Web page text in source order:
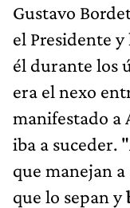
Gustavo
el Presidente
él durante los
era el nexo
manifestado a
iba a suceder.
que manejan a
que lo sepan y